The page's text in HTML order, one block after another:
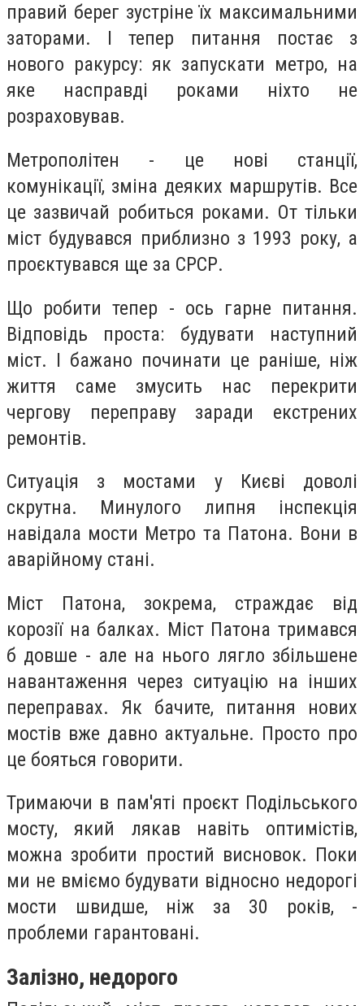
правий берег зустріне їх максимальними
заторами. І тепер питання постає з
нового ракурсу: як запускати метро, на
яке насправді роками ніхто не
розраховував.
Метрополітен - це нові станції,
комунікації, зміна деяких маршрутів. Все
це зазвичай робиться роками. От тільки
міст будувався приблизно з 1993 року, а
проєктувався ще за СРСР.
Що робити тепер - ось гарне питання.
Відповідь проста: будувати наступний
міст. І бажано починати це раніше, ніж
життя саме змусить нас перекрити
чергову переправу заради екстрених
ремонтів.
Ситуація з мостами у Києві доволі
скрутна. Минулого липня інспекція
навідала мости Метро та Патона. Вони в
аварійному стані.
Міст Патона, зокрема, страждає від
корозії на балках. Міст Патона тримався
б довше - але на нього лягло збільшене
навантаження через ситуацію на інших
переправах. Як бачите, питання нових
мостів вже давно актуальне. Просто про
це бояться говорити.
Тримаючи в пам'яті проєкт Подільського
мосту, який лякав навіть оптимістів,
можна зробити простий висновок. Поки
ми не вміємо будувати відносно недорогі
мости швидше, ніж за 30 років, -
проблеми гарантовані.
Залізно, недорого